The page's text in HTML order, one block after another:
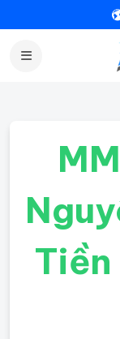
Tiền